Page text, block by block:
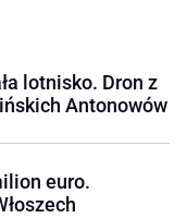
lotnisko. Dron z
Antonowów
euro.